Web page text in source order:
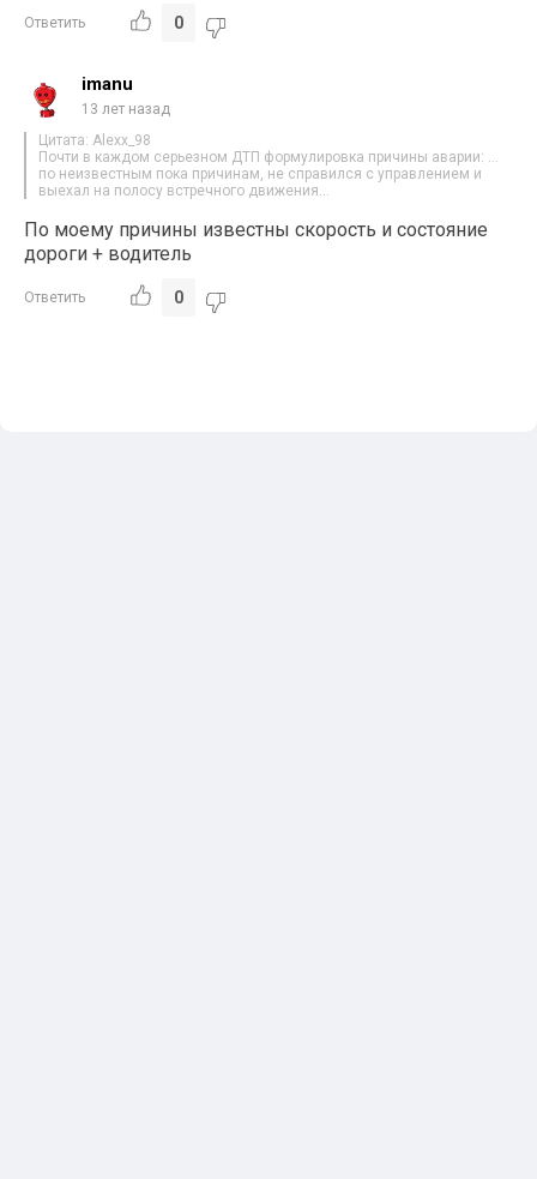
Ответить 0
imanu
13 лет назад
Цитата: Alexx_98
Почти в каждом серьезном ДТП формулировка причины аварии: …
по неизвестным пока причинам, не справился с управлением и
выехал на полосу встречного движения…
По моему причины известны скорость и состояние
дороги + водитель
Ответить 0